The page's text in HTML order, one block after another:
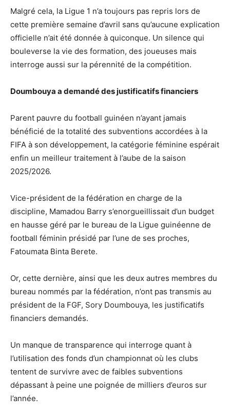
Malgré cela, la Ligue 1 n’a toujours pas repris lors de
cette première semaine d’avril sans qu’aucune explication
officielle n’ait été donnée à quiconque. Un silence qui
bouleverse la vie des formation, des joueuses mais
interroge aussi sur la pérennité de la compétition.
Doumbouya a demandé des justificatifs financiers
Parent pauvre du football guinéen n’ayant jamais
bénéficié de la totalité des subventions accordées à la
FIFA à son développement, la catégorie féminine espérait
enfin un meilleur traitement à l’aube de la saison
2025/2026.
Vice-président de la fédération en charge de la
discipline, Mamadou Barry s’enorgueillissait d’un budget
en hausse géré par le bureau de la Ligue guinéenne de
football féminin présidé par l’une de ses proches,
Fatoumata Binta Berete.
Or, cette dernière, ainsi que les deux autres membres du
bureau nommés par la fédération, n’ont pas transmis au
président de la FGF, Sory Doumbouya, les justificatifs
financiers demandés.
Un manque de transparence qui interroge quant à
l’utilisation des fonds d’un championnat où les clubs
tentent de survivre avec de faibles subventions
dépassant à peine une poignée de milliers d’euros sur
l’année.